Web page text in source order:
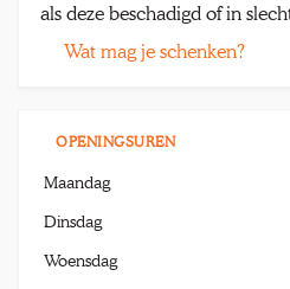
als deze beschadigd of in
Wat mag je schenken?
OPENINGSUREN
Maandag
Dinsdag
Woensdag